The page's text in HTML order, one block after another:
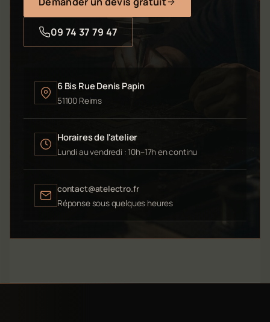
09 74 37 79 47
6 Bis Rue Denis Papin
51100 Reims
Horaires de l'atelier
Lundi au vendredi : 10h–17h en continu
contact@atelectro.fr
Réponse sous quelques heures